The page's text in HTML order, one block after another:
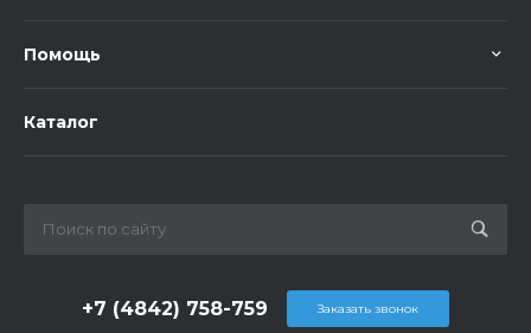
Помощь
Каталог
+7 (4842) 758-759 Заказать звонок